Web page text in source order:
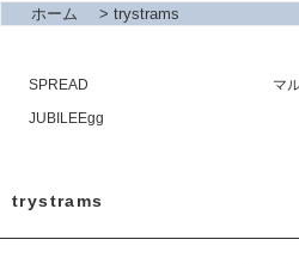
ホーム > trystrams
SPREAD
マ
JUBILEEgg
trystrams